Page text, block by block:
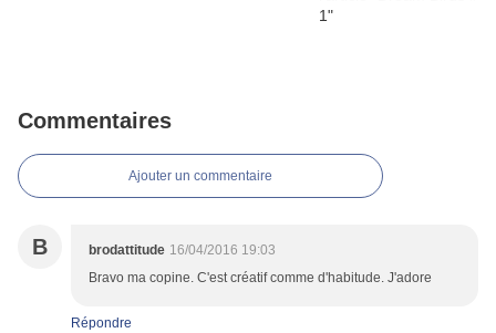
Commentaires
Ajouter un commentaire
B brodattitude 16/04/2016 19:03
Bravo ma copine. C'est créatif comme d'habitude. J'adore
Répondre